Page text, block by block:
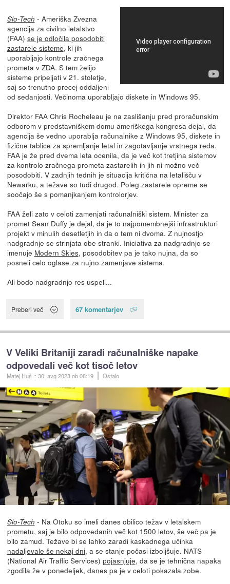
Slo-Tech - Ameriška Zvezna
agencija za civilno letalstvo
(FAA) se je odločila posodobiti
zastarele sisteme, ki jih
uporabljajo kontrole zračnega
prometa v ZDA. S tem želijo
sisteme pripeljati v 21. stoletje,
saj so trenutno precej oddaljeni
od sedanjosti. Večinoma uporabljajo diskete in Windows 95.
Direktor FAA Chris Rocheleau je na zaslišanju pred proračunskim
odborom v predstavniškem domu ameriškega kongresa dejal, da
agencija še vedno uporablja računalnike z Windows 95, diskete in
fizične tablice za spremljanje letal in zagotavljanje vrstnega reda.
FAA je že pred dvema leta ocenila, da je več kot tretjina sistemov
za kontrolo zračnega prometa zastarelih in jih ni možno več
posodobiti. V zadnjih tednih je situacija kritična na letališču v
Newarku, a težave so tudi drugod. Poleg zastarele opreme se
soočajo še s pomanjkanjem kontrolorjev.
FAA želi zato v celoti zamenjati računalniški sistem. Minister za
promet Sean Duffy je dejal, da je to najpomembnejši infrastrukturi
projekt v minulih desetletjih in da o tem ni dvoma. Z nujnostjo
nadgradnje se strinjata obe stranki. Iniciativa za nadgradnjo se
imenuje Modern Skies, posodobitev pa je tako nujna, da so
posneli celo oglase za nujno zamenjave sistema.
Ali bodo nadgradnjo res uspeli...
Preberi več 67 komentarjev
V Veliki Britaniji zaradi računalniške napake
odpovedali več kot tisoč letov
Matej Huš ::30. avg 2023ob 08:19 Ostalo
Slo-Tech - Na Otoku so imeli danes obilico težav v letalskem
prometu, saj je bilo odpovedanih več kot 1500 letov, še več pa je
bilo zamud. Težave bi se lahko zaradi kaskadnega učinka
nadaljevale še nekaj dni, a se stanje počasi izboljšuje. NATS
(National Air Traffic Services) pojasnjuje, da se je tehnična napaka
zgodila že v ponedeljek, danes pa je v celoti pokazala zobe.